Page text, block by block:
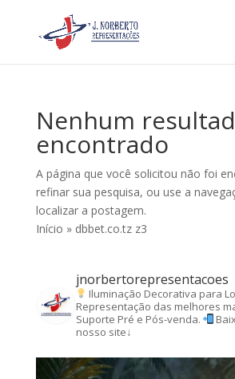
Nenhum
encontrado
A página que você solicitou não foi
refinar sua pesquisa, ou use a
localizar a postagem.
Início » dbbet.co.tz z3
jnorbertorepresentacoes
Iluminação Decorativa para
Representação das melhores
Suporte Pré e Pós-venda.
nosso site↓